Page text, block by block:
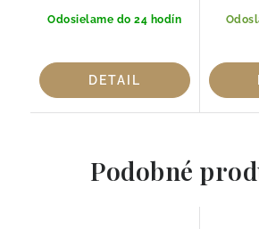
Odosielame do 24 hodín
DETAIL
Podobné